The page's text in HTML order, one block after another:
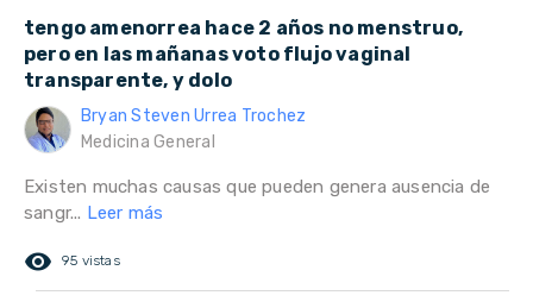
tengo amenorrea hace 2 años no menstruo,
pero en las mañanas voto flujo vaginal
transparente, y dolo
Bryan Steven Urrea Trochez
Medicina General
Existen muchas causas que pueden genera ausencia de
sangr... Leer más
remove_red_eye 95 vistas